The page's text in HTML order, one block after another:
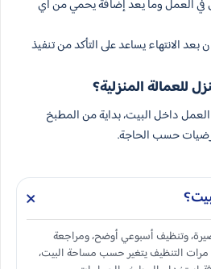
في العمل وما يعد إضافة يحمي من أي
الانتهاء يساعد على التأكد من تنفيذ
للعمالة المنزلية؟
داخل البيت، بداية من المطبخ
حسب الحاجة.
وتنظيف أسبوعي أوضح، ومراجعة
مرات التنظيف يتغير حسب مساحة البيت،